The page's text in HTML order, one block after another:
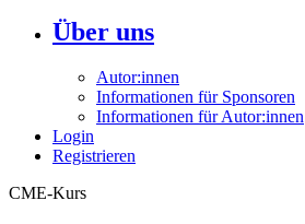
Über uns
Autor:innen
Informationen für Sponsoren
Informationen für Autor:innen
Login
Registrieren
CME-Kurs